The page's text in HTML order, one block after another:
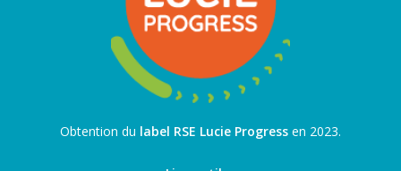
Obtention du label RSE Lucie Progress en 2023.